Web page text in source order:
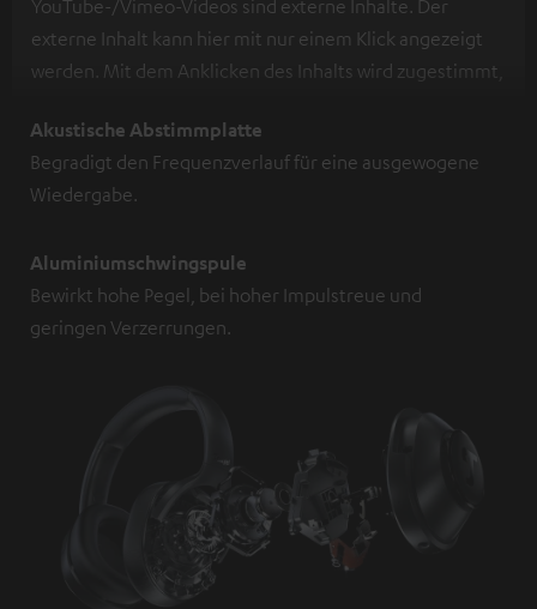
YouTube-/Vimeo-Videos sind externe Inhalte. Der
externe Inhalt kann hier mit nur einem Klick angezeigt
werden. Mit dem Anklicken des Inhalts wird zugestimmt,
personenbezogene Daten an Drittplattformen
übermittelt werden.Weitere Informationen sind in der
Datenschutzerklärung unter I zu finden
Akustische Abstimmplatte
Begradigt den Frequenzverlauf für eine ausgewogene
Wiedergabe.
Aluminiumschwingspule
Bewirkt hohe Pegel, bei hoher Impulstreue und
geringen Verzerrungen.